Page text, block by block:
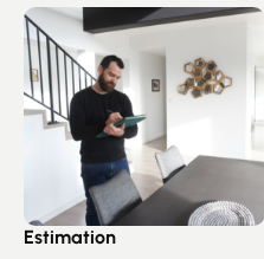
Estimation